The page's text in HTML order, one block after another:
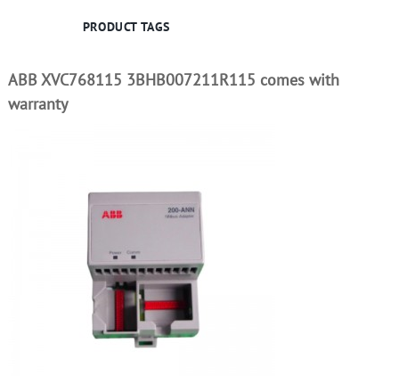
PRODUCT TAGS
ABB XVC768115 3BHB007211R115 comes with
warranty